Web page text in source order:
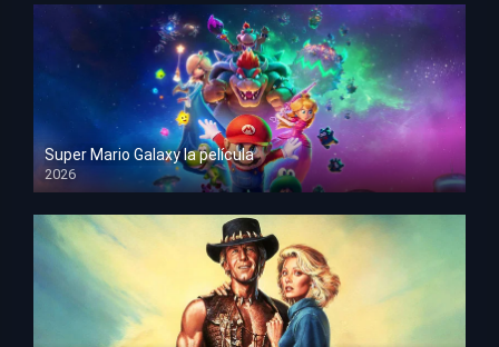
Super Mario Galaxy la película
2026
HD 1080p